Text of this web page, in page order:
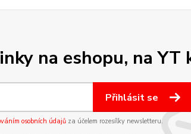
na eshopu, na YT
Přihlásit se
osobních údajůza účelem rozesílky newsletteru.